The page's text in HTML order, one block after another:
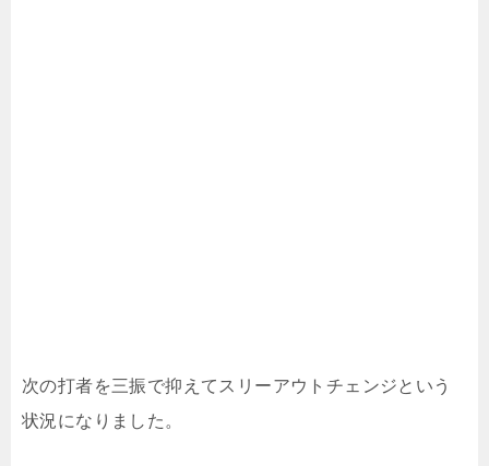
次の打者を三振で抑えてスリーアウトチェンジという
状況になりました。